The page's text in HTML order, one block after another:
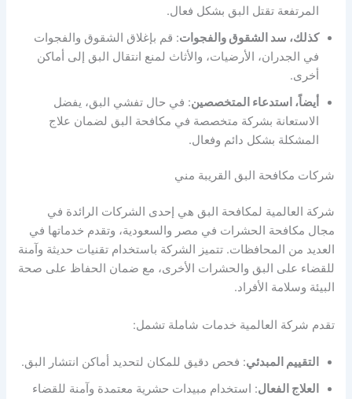
المرتفعة تقتل البق بشكل فعال.
كذلك، سد الشقوق والفجوات: قم بإغلاق الشقوق والفجوات
في الجدران، الأرضيات، والأثاث لمنع انتقال البق إلى أماكن
أخرى.
أيضاً، استدعاء المتخصصين: في حال تفشي البق، يفضل
الاستعانة بشركة متخصصة في مكافحة البق لضمان علاج
المشكلة بشكل دائم وفعال.
شركات مكافحة البق القريبة مني
شركة العالمية لمكافحة البق هي إحدى الشركات الرائدة في
مجال مكافحة الحشرات في مصر والسعودية، وتقدم خدماتها في
العديد من المحافظات. تتميز الشركة باستخدام تقنيات حديثة وآمنة
للقضاء على البق والحشرات الأخرى، مع ضمان الحفاظ على صحة
البيئة وسلامة الأفراد.
تقدم شركة العالمية خدمات شاملة تشمل:
التقييم المبدئي: فحص دقيق للمكان لتحديد أماكن انتشار البق.
العلاج الفعال: استخدام مبيدات حشرية معتمدة وآمنة للقضاء